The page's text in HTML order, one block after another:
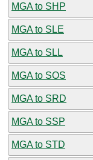
MGA to SHP
MGA to SLE
MGA to SLL
MGA to SOS
MGA to SRD
MGA to SSP
MGA to STD